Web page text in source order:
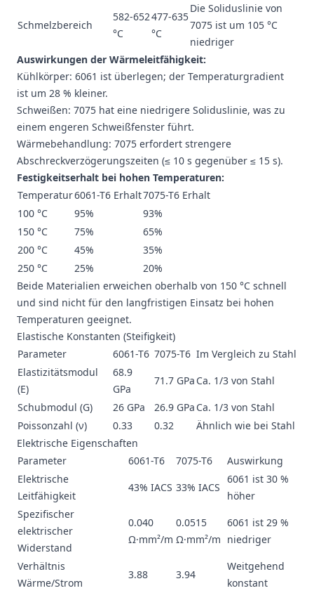
Schmelzbereich
582-652
°C
477-635
°C
Die Soliduslinie von
7075 ist um 105 °C
niedriger
Auswirkungen der Wärmeleitfähigkeit:
Kühlkörper: 6061 ist überlegen; der Temperaturgradient
ist um 28 % kleiner.
Schweißen: 7075 hat eine niedrigere Soliduslinie, was zu
einem engeren Schweißfenster führt.
Wärmebehandlung: 7075 erfordert strengere
Abschreckverzögerungszeiten (≤ 10 s gegenüber ≤ 15 s).
Festigkeitserhalt bei hohen Temperaturen:
Temperatur6061-T6 Erhalt7075-T6 Erhalt
100 °C
95%
93%
150 °C
75%
65%
200 °C
45%
35%
250 °C
25%
20%
Beide Materialien erweichen oberhalb von 150 °C schnell
und sind nicht für den langfristigen Einsatz bei hohen
Temperaturen geeignet.
Elastische Konstanten (Steifigkeit)
Parameter
6061-T6 7075-T6 Im Vergleich zu Stahl
Elastizitätsmodul
(E)
68.9
GPa
71.7 GPa Ca. 1/3 von Stahl
Schubmodul (G)
26 GPa 26.9 GPa Ca. 1/3 von Stahl
Poissonzahl (ν)
0.33 0.32
Ähnlich wie bei Stahl
Elektrische Eigenschaften
Parameter
6061-T6 7075-T6
Auswirkung
Elektrische
Leitfähigkeit
43% IACS 33% IACS
6061 ist 30 %
höher
Spezifischer
elektrischer
Widerstand
0.040
Ω·mm²/m
0.0515
Ω·mm²/m
6061 ist 29 %
niedriger
Verhältnis
Wärme/Strom
3.88 3.94
Weitgehend
konstant